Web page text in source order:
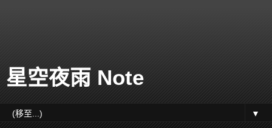
星空夜雨 Note
▼